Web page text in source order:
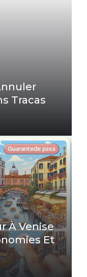
Tracas
À Venise
Et